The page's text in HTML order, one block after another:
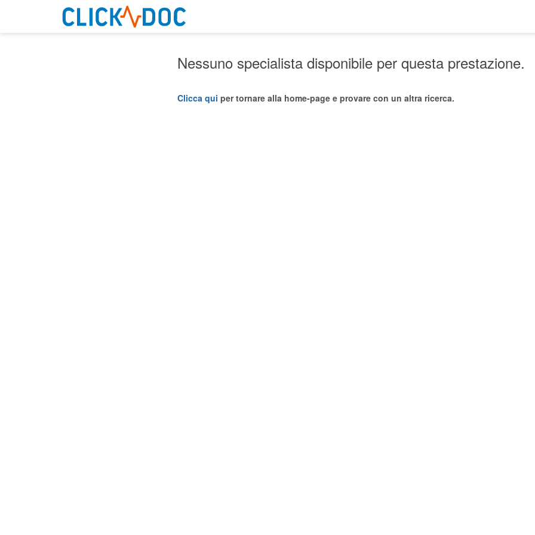
Nessuno specialista disponibile per questa prestazione.
Clicca qui per tornare alla home-page e provare con un altra ricerca.